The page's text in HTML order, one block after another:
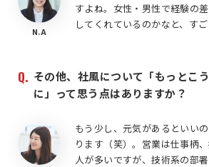
N.A
すよね。女性・男性で経験の
してくれているのかなと、すご
その他、社風について「もっとこ
に」って思う点はありますか？
もう少し、元気があるといい
ります（笑）。営業は仕事柄
人が多いですが、技術系の部